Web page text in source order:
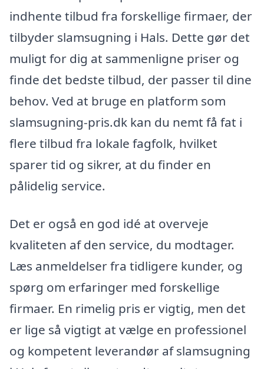
indhente tilbud fra forskellige firmaer, der
tilbyder slamsugning i Hals. Dette gør det
muligt for dig at sammenligne priser og
finde det bedste tilbud, der passer til dine
behov. Ved at bruge en platform som
slamsugning-pris.dk kan du nemt få fat i
flere tilbud fra lokale fagfolk, hvilket
sparer tid og sikrer, at du finder en
pålidelig service.
Det er også en god idé at overveje
kvaliteten af den service, du modtager.
Læs anmeldelser fra tidligere kunder, og
spørg om erfaringer med forskellige
firmaer. En rimelig pris er vigtig, men det
er lige så vigtigt at vælge en professionel
og kompetent leverandør af slamsugning